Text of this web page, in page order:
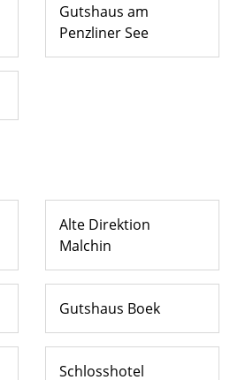
Gutshaus am
Penzliner See
Alte Direktion
Malchin
Gutshaus Boek
Schlosshotel